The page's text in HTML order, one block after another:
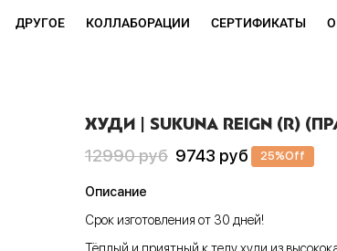
ДРУГОЕ КОЛЛАБОРАЦИИ СЕРТИФИКАТЫ
ХУДИ | SUKUNA REIGN (R)
25%Off
12990руб
Первоначальная
цена
12990 руб
9743 руб
Текущая
цена:
Описание
Срок изготовления от 30 дней!